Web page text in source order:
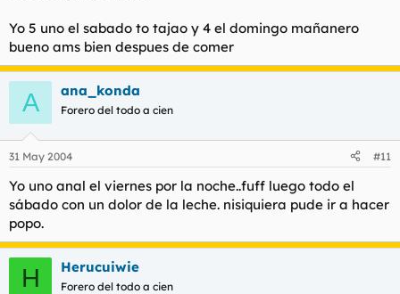
Yo 5 uno el sabado to tajao y 4 el domingo mañanero
bueno ams bien despues de comer
A ana_konda
Forero del todo a cien
31 May 2004 #11
Yo uno anal el viernes por la noche..fuff luego todo el
sábado con un dolor de la leche. nisiquiera pude ir a hacer
popo.
H Herucuiwie
Forero del todo a cien